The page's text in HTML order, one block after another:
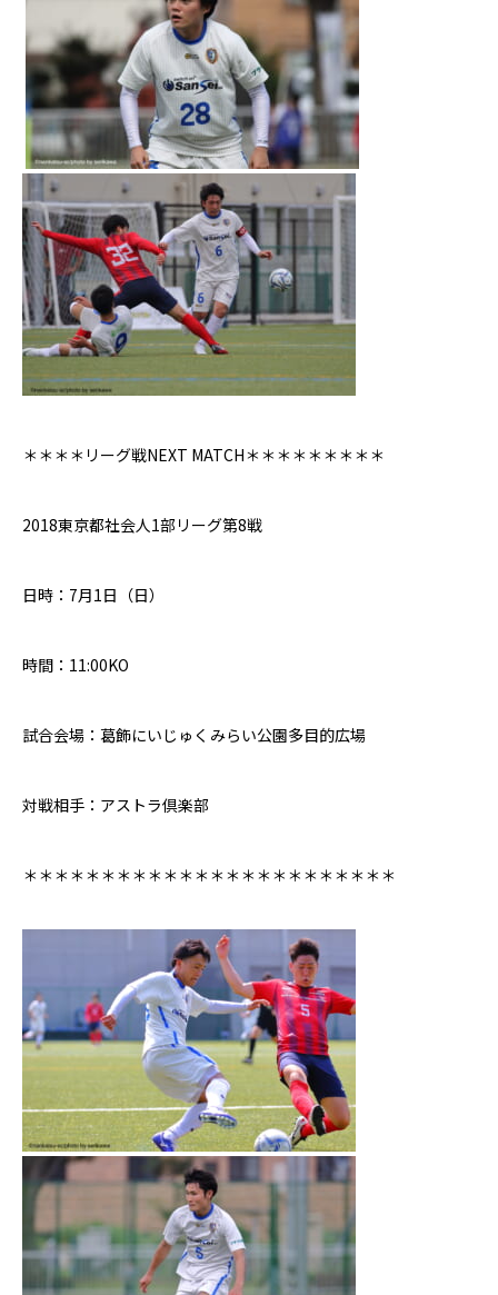
＊＊＊＊リーグ戦NEXT MATCH＊＊＊＊＊＊＊＊＊
2018東京都社会人1部リーグ第8戦
日時： 7月1日（日）
時間： 11:00KO
試合会場：葛飾にいじゅくみらい公園多目的広場
対戦相手：アストラ倶楽部
＊＊＊＊＊＊＊＊＊＊＊＊＊＊＊＊＊＊＊＊＊＊＊＊